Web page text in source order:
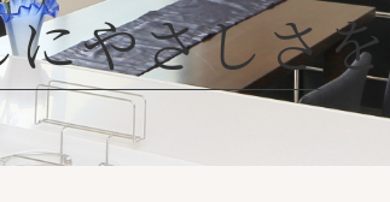
やさしさを